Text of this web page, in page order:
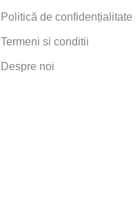
Politică de confidențialitate
Termeni si conditii
Despre noi